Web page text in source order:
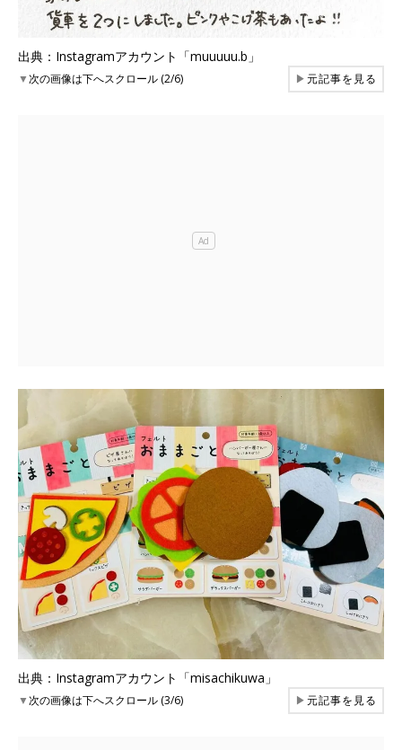
出典：Instagramアカウント「muuuuu.b」
▼次の画像は下へスクロール (2/6) ▶元記事を見る
出典：Instagramアカウント「misachikuwa」
▼次の画像は下へスクロール (3/6) ▶元記事を見る